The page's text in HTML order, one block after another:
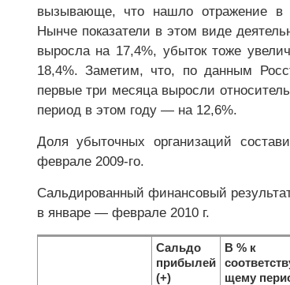
вызывающе, что нашло отражение в
Нынче показатели в этом виде
выросла на 17,4%, убыток тоже
18,4%. Заметим, что, по данным
первые три месяца выросли
период в этом году — на 12,6%.
Доля убыточных организаций
феврале 2009-го.
Сальдированный финансовый
в январе — феврале 2010 г.
Сальдо
прибылей
(+)
В % к
щему